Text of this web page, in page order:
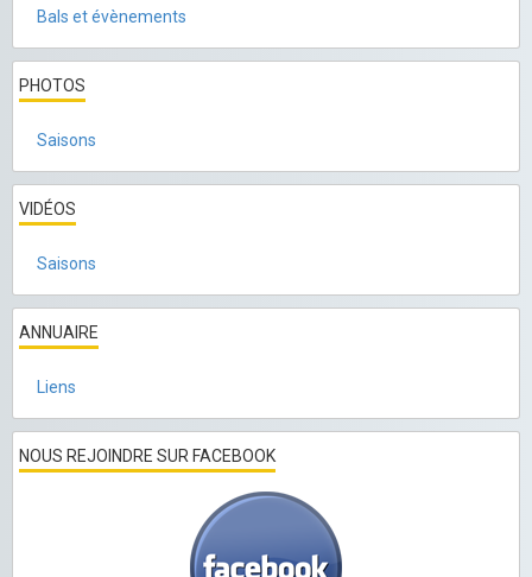
Bals et évènements
PHOTOS
Saisons
VIDÉOS
Saisons
ANNUAIRE
Liens
NOUS REJOINDRE SUR FACEBOOK